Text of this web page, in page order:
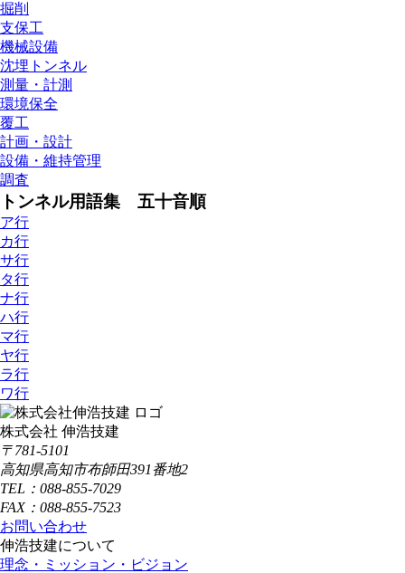
掘削
支保工
機械設備
沈埋トンネル
測量・計測
環境保全
覆工
計画・設計
設備・維持管理
調査
トンネル用語集 五十音順
ア行
カ行
サ行
タ行
ナ行
ハ行
マ行
ヤ行
ラ行
ワ行
株式会社 伸浩技建
〒781-5101
高知県高知市布師田391番地2
TEL：088-855-7029
FAX：088-855-7523
お問い合わせ
伸浩技建について
理念・ミッション・ビジョン